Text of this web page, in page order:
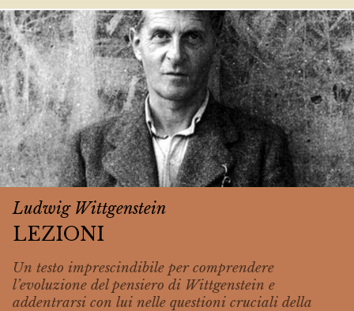
Ludwig Wittgenstein
LEZIONI
Un testo imprescindibile per comprendere
l’evoluzione del pensiero di Wittgenstein e
addentrarsi con lui nelle questioni cruciali della